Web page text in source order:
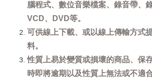
腦程式、數位音樂檔案、錄音帶、
VCD、DVD等。
可供線上下載、或以線上傳輸方式
料。
性質上易於變質或損壞的商品、保
時即將逾期以及性質上無法或不適